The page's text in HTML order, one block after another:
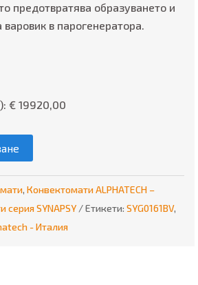
предотвратява образуването и
варовик в парогенератора.
€ 19920,00
, Конвектомати ALPHATECH –
серия SYNAPSY Етикети: SYG0161BV,
- Италия